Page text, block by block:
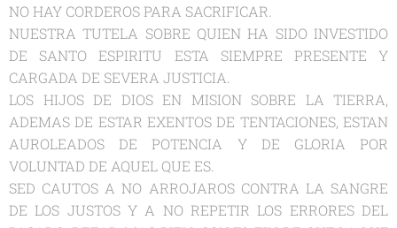
NO HAY CORDEROS PARA SACRIFICAR.
NUESTRA TUTELA SOBRE QUIEN HA SIDO INVESTIDO
DE SANTO ESPIRITU ESTA SIEMPRE PRESENTE Y
CARGADA DE SEVERA JUSTICIA.
LOS HIJOS DE DIOS EN MISION SOBRE LA TIERRA,
ADEMAS DE ESTAR EXENTOS DE TENTACIONES, ESTAN
AUROLEADOS DE POTENCIA Y DE GLORIA POR
VOLUNTAD DE AQUEL QUE ES.
SED CAUTOS A NO ARROJAROS CONTRA LA SANGRE
DE LOS JUSTOS Y A NO REPETIR LOS ERRORES DEL